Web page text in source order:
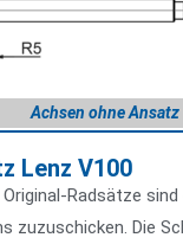
Achsen ohne Ansatz
Lenz V100
Radsätze
zuzuschicken. Die